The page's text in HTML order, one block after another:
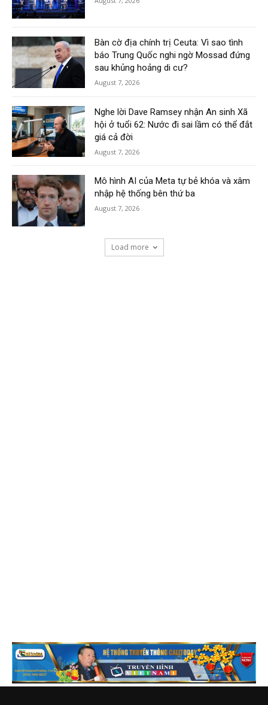
Bàn cờ địa chính trị Ceuta: Vì sao tình
báo Trung Quốc nghi ngờ Mossad đứng
sau khủng hoảng di cư?
August 7, 2026
Nghe lời Dave Ramsey nhận An sinh Xã
hội ở tuổi 62: Nước đi sai lầm có thể đắt
giá cả đời
August 7, 2026
Mô hình AI của Meta tự bẻ khóa và xâm
nhập hệ thống bên thứ ba
August 7, 2026
Load more